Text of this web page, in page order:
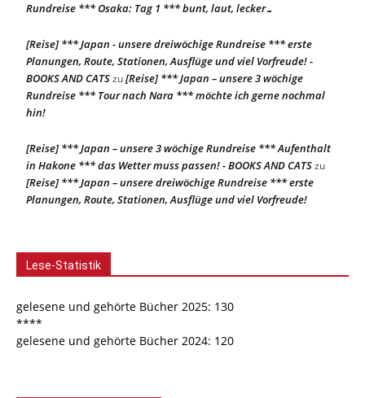
Rundreise *** Osaka: Tag 1 *** bunt, laut, lecker…
[Reise] *** Japan - unsere dreiwöchige Rundreise *** erste
Planungen, Route, Stationen, Ausflüge und viel Vorfreude! -
BOOKS AND CATSzu[Reise] *** Japan – unsere 3 wöchige
Rundreise *** Tour nach Nara *** möchte ich gerne nochmal
hin!
[Reise] *** Japan – unsere 3 wöchige Rundreise *** Aufenthalt
in Hakone *** das Wetter muss passen! - BOOKS AND CATSzu
[Reise] *** Japan – unsere dreiwöchige Rundreise *** erste
Planungen, Route, Stationen, Ausflüge und viel Vorfreude!
Lese-Statistik
gelesene und gehörte Bücher 2025: 130
****
gelesene und gehörte Bücher 2024: 120